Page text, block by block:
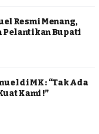
Resmi Menang,
Pelantikan Bupati
di MK : “Tak Ada
Kami !”